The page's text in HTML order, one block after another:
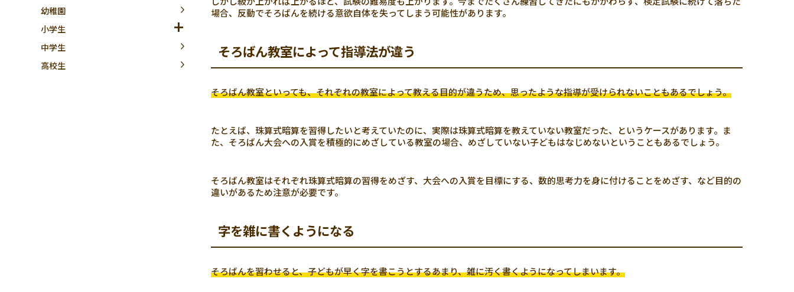
幼稚園
小学生
中学生
高校生
場合、反動でそろばんを続ける意欲自体を失ってしまう可能性があります。
そろばん教室によって指導法が違う
そろばん教室といっても、それぞれの教室によって教える目的が違うため、思ったような指導が受けられないこともあるでしょう。
たとえば、珠算式暗算を習得したいと考えていたのに、実際は珠算式暗算を教えていない教室だった、というケースがあります。ま
た、そろばん大会への入賞を積極的にめざしている教室の場合、めざしていない子どもはなじめないということもあるでしょう。
そろばん教室はそれぞれ珠算式暗算の習得をめざす、大会への入賞を目標にする、数的思考力を身に付けることをめざす、など目的の
違いがあるため注意が必要です。
字を雑に書くようになる
そろばんを習わせると、子どもが早く字を書こうとするあまり、雑に汚く書くようになってしまいます。